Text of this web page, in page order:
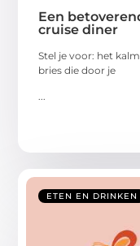
Een
cruise diner
Stel je voor: het
bries die door je
...
ETEN EN DRINKEN